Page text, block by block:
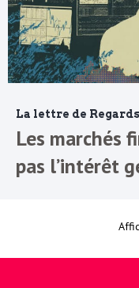
La lettre de
Les marchés
pas l’intérêt